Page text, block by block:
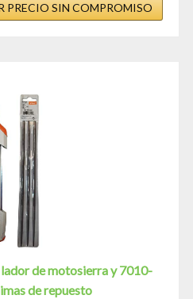
PRECIO SIN COMPROMISO
de motosierra y 7010-
de repuesto